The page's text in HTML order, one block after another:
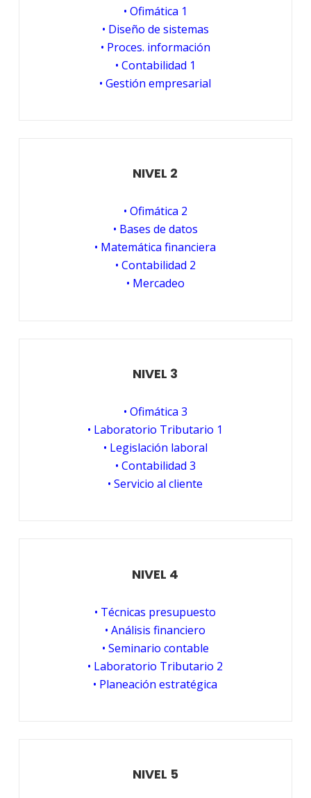
• Ofimática 1
• Diseño de sistemas
• Proces. información
• Contabilidad 1
• Gestión empresarial
NIVEL 2
• Ofimática 2
• Bases de datos
• Matemática financiera
• Contabilidad 2
• Mercadeo
NIVEL 3
• Ofimática 3
• Laboratorio Tributario 1
• Legislación laboral
• Contabilidad 3
• Servicio al cliente
NIVEL 4
• Técnicas presupuesto
• Análisis financiero
• Seminario contable
• Laboratorio Tributario 2
• Planeación estratégica
NIVEL 5